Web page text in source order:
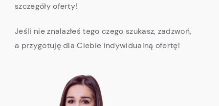
szczegóły oferty!
Jeśli nie znalazłeś tego czego szukasz, zadzwoń,
a przygotuję dla Ciebie indywidualną ofertę!